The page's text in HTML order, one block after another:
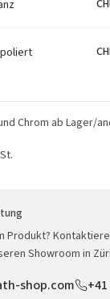
Chrom ab Lager/
Produkt?
Showroom in
shop.com